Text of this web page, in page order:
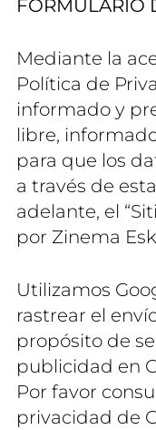
FORMULARIO
Mediante la
Política de
informado y
libre,
para que los
a través de
adelante, el
por Zinema
Utilizamos
rastrear el
propósito de
publicidad en
Por favor
privacidad de